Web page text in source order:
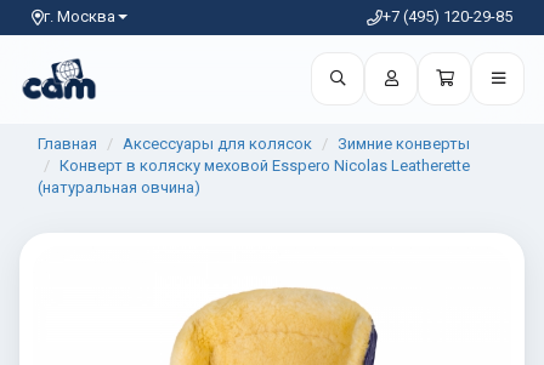
г. Москва +7 (495) 120-29-85
Главная Аксессуары для колясок
Зимние конверты
Конверт в коляску меховой Esspero Nicolas Leatherette
(натуральная овчина)